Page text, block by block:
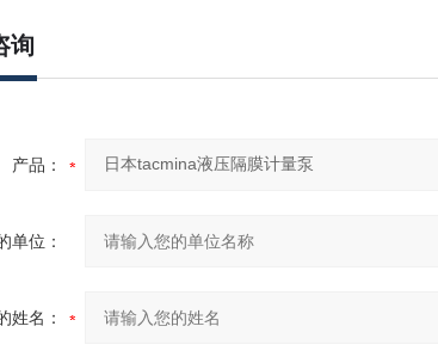
询
产品：
单位：
姓名：